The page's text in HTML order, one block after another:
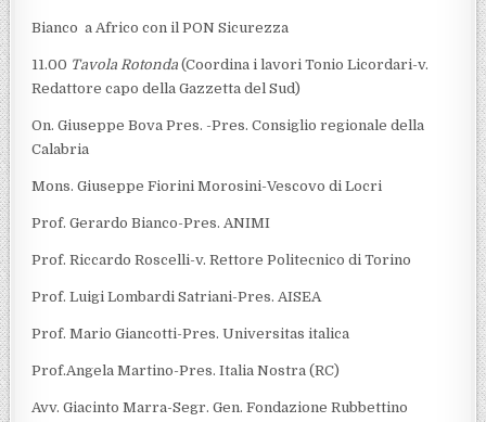
Bianco a Africo con il PON Sicurezza
11.00 Tavola Rotonda (Coordina i lavori Tonio Licordari-v.
Redattore capo della Gazzetta del Sud)
On. Giuseppe Bova Pres. -Pres. Consiglio regionale della
Calabria
Mons. Giuseppe Fiorini Morosini-Vescovo di Locri
Prof. Gerardo Bianco-Pres. ANIMI
Prof. Riccardo Roscelli-v. Rettore Politecnico di Torino
Prof. Luigi Lombardi Satriani-Pres. AISEA
Prof. Mario Giancotti-Pres. Universitas italica
Prof.Angela Martino-Pres. Italia Nostra (RC)
Avv. Giacinto Marra-Segr. Gen. Fondazione Rubbettino